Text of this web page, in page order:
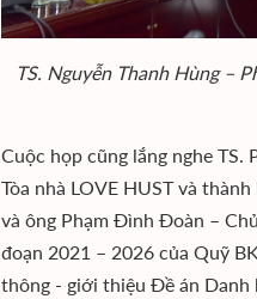
TS. Nguyễn Thanh Hùng –
Cuộc họp cũng lắng nghe
Tòa nhà LOVE HUST và
và ông Phạm Đình Đoàn –
đoạn 2021 – 2026 của Quỹ
thông - giới thiệu Đề án Danh